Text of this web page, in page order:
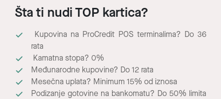
Šta ti nudi TOP kartica?
Kupovina na ProCredit POS terminalima? Do 36
rata
Kamatna stopa? 0%
Međunarodne kupovine? Do 12 rata
Mesečna uplata? Minimum 15% od iznosa
Podizanje gotovine na bankomatu? Do 50% limita